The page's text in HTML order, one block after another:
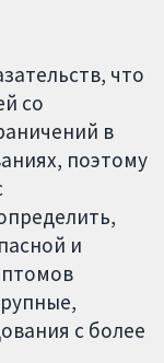
что
со
в
поэтому
и
с более